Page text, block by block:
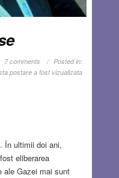
7 comments
Posted in:
postare a fost vizualizata
În ultimii doi ani,
eliberarea
ale Gazei mai sunt